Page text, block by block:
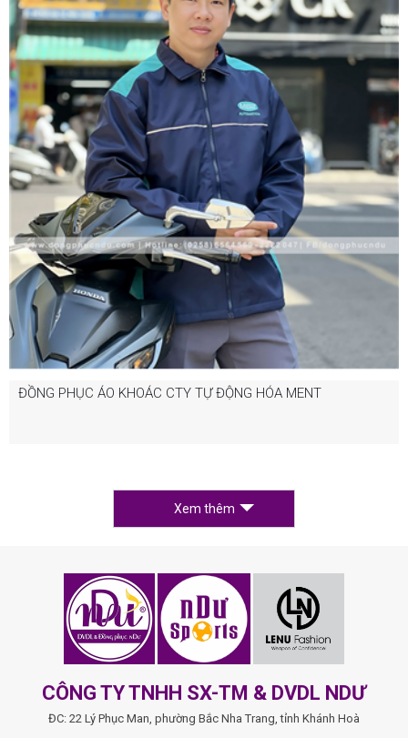
ĐỒNG PHỤC ÁO KHOÁC CTY TỰ ĐỘNG HÓA MENT
Xem thêm
CÔNG TY TNHH SX-TM & DVDL NDƯ
ĐC: 22 Lý Phục Man, phường Bắc Nha Trang, tỉnh Khánh Hoà